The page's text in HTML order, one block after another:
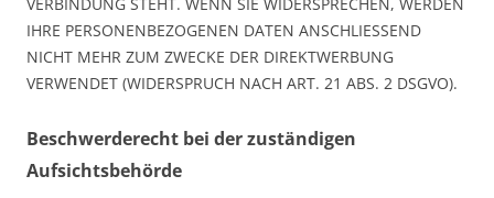
IHRE PERSONENBEZOGENEN DATEN ANSCHLIESSEND
NICHT MEHR ZUM ZWECKE DER DIREKTWERBUNG
VERWENDET (WIDERSPRUCH NACH ART. 21 ABS. 2 DSGVO).
Beschwerde­recht bei der zuständigen
Aufsichts­behörde